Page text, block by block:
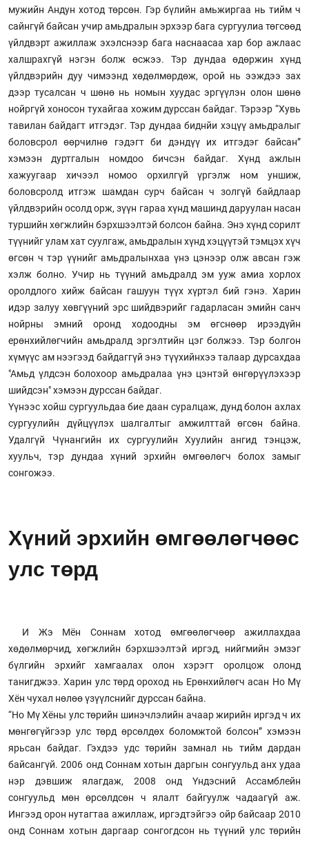
мужийн Андун хотод төрсөн. Гэр бүлийн амьжиргаа нь тийм ч
сайнгүй байсан учир амьдралын эрхээр бага сургуулиа төгсөөд
үйлдвэрт ажиллаж эхэлснээр бага наснаасаа хар бор ажлаас
халшрахгүй нэгэн болж өсжээ. Тэр дундаа өдөржин хүнд
үйлдвэрийн дуу чимээнд хөдөлмөрдөж, орой нь ээждээ зах
дээр тусалсан ч шөнө нь номын хуудас эргүүлэн олон шөнө
нойргүй хоносон тухайгаа хожим дурссан байдаг. Тэрээр “Хувь
тавилан байдагт итгэдэг. Тэр дундаа биднйи хэцүү амьдралыг
боловсрол өөрчилнө гэдэгт би дэндүү их итгэдэг байсан”
хэмээн дуртгалын номдоо бичсэн байдаг. Хүнд ажлын
хажуугаар хичээл номоо орхилгүй үргэлж ном уншиж,
боловсролд итгэж шамдан сурч байсан ч золгүй байдлаар
үйлдвэрийн осолд орж, зүүн гараа хүнд машинд даруулан насан
туршийн хөгжлийн бэрхшээлтэй болсон байна. Энэ хүнд сорилт
түүнийг улам хат суулгаж, амьдралын хүнд хэцүүтэй тэмцэх хүч
өгсөн ч тэр үүнийг амьдралынхаа үнэ цэнээр олж авсан гэж
хэлж болно. Учир нь түүний амьдралд эм ууж амиа хорлох
оролдлого хийж байсан гашуун түүх хүртэл бий гэнэ. Харин
идэр залуу хөвгүүний эрс шийдвэрийг гадарласан эмийн санч
нойрны эмний оронд ходоодны эм өгснөөр ирээдүйн
ерөнхийлөгчийн амьдралд эргэлтийн цэг болжээ. Тэр болгон
хүмүүс ам нээгээд байдаггүй энэ түүхийнхээ талаар дурсахдаа
"Амьд үлдсэн болохоор амьдралаа үнэ цэнтэй өнгөрүүлэхээр
шийдсэн" хэмээн дурссан байдаг.
Үүнээс хойш сургуульдаа бие даан суралцаж, дунд болон ахлах
сургуулийн дүйцүүлэх шалгалтыг амжилттай өгсөн байна.
Удалгүй Чүнангийн их сургуулийн Хуулийн ангид тэнцэж,
хуульч, тэр дундаа хүний эрхийн өмгөөлөгч болох замыг
сонгожээ.
Хүний эрхийн өмгөөлөгчөөс
улс төрд
И Жэ Мён Соннам хотод өмгөөлөгчөөр ажиллахдаа
хөдөлмөрчид, хөгжлийн бэрхшээлтэй иргэд, нийгмийн эмзэг
бүлгийн эрхийг хамгаалах олон хэрэгт оролцож олонд
танигджээ. Харин улс төрд ороход нь Ерөнхийлөгч асан Но Мү
Хён чухал нөлөө үзүүлснийг дурссан байна.
“Но Мү Хёны улс төрийн шинэчлэлийн ачаар жирийн иргэд ч их
мөнгөгүйгээр улс төрд өрсөлдөх боломжтой болсон” хэмээн
ярьсан байдаг. Гэхдээ удс төрийн замнал нь тийм дардан
байсангүй. 2006 онд Соннам хотын даргын сонгуульд анх удаа
нэр дэвшиж ялагдаж, 2008 онд Үндэсний Ассамблейн
сонгуульд мөн өрсөлдсөн ч ялалт байгуулж чадаагүй аж.
Ингээд орон нутагтаа ажиллаж, иргэдтэйгээ ойр байсаар 2010
онд Соннам хотын даргаар сонгогдсон нь түүний улс төрийн